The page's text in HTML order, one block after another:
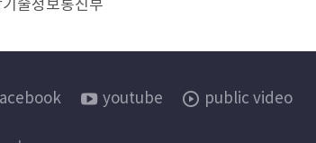
보건산업진흥원
youtube public video